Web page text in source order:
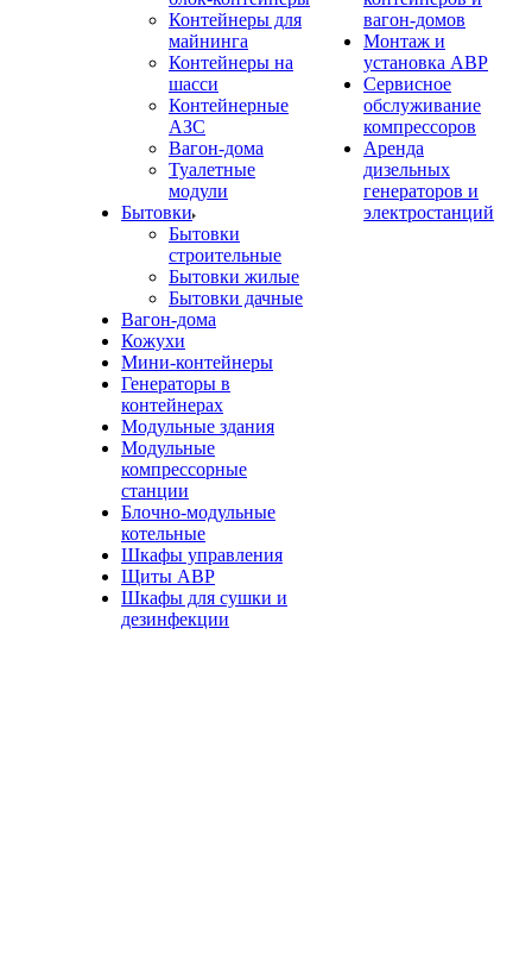
Контейнеры для
майнинга
Контейнеры на
шасси
Контейнерные
АЗС
Вагон-дома
Туалетные
модули
Бытовки
Бытовки
строительные
Бытовки жилые
Бытовки дачные
Вагон-дома
Кожухи
Мини-контейнеры
Генераторы в
контейнерах
Модульные здания
Модульные
компрессорные
станции
Блочно-модульные
котельные
Шкафы управления
Щиты АВР
Шкафы для сушки и
дезинфекции
вагон-домов
Монтаж и
установка АВР
Сервисное
обслуживание
компрессоров
Аренда
дизельных
генераторов и
электростанций